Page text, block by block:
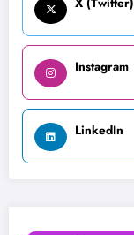
Instagram
LinkedIn